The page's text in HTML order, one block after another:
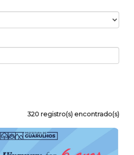
320 registro(s) encontrado(s)